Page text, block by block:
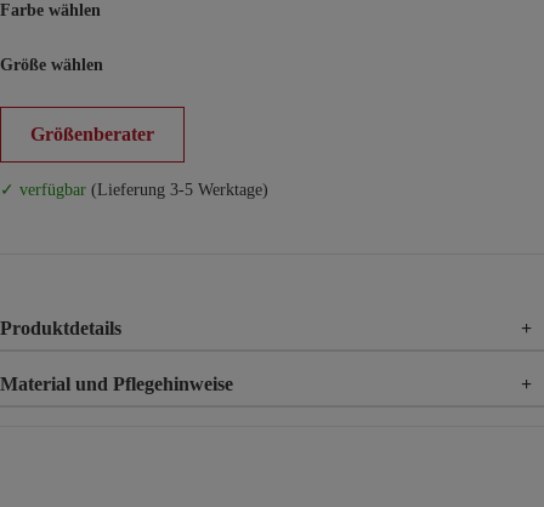
Farbe wählen
Größe wählen
Größenberater
✓ verfügbar (Lieferung 3-5 Werktage)
Produktdetails +
Material und Pflegehinweise +